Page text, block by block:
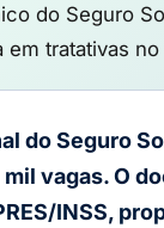
do Seguro
em tratativas
do Seguro
vagas. O
INSS,